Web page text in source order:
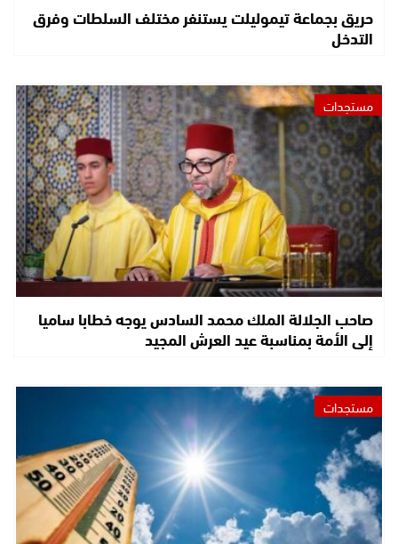
حريق بجماعة تيموليلت يستنفر مختلف السلطات وفرق
التدخل
مستجدات
صاحب الجلالة الملك محمد السادس يوجه خطابا ساميا
إلى الأمة بمناسبة عيد العرش المجيد
مستجدات